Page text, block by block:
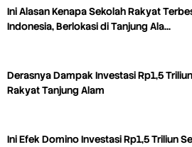
Ini Alasan Kenapa Sekolah Rakyat
Indonesia, Berlokasi di Tanjung Ala…
Derasnya Dampak Investasi Rp1,5
Rakyat Tanjung Alam
Ini Efek Domino Investasi Rp1,5 Triliun